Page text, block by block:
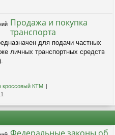
Продажа и покупка
транспорта
для подачи частных
личных транспортных средств
кроссовый КТМ